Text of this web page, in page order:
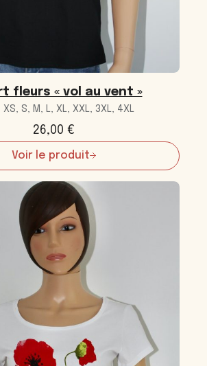
fleurs « vol au vent »
XS, S, M, L, XL, XXL, 3XL, 4XL
26,00 €
Voir le produit
:
T-
shirt
fleurs
« vol
au
vent »